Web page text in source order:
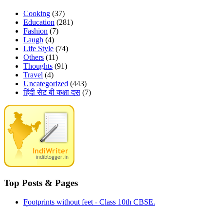
Cooking (37)
Education (281)
Fashion (7)
Laugh (4)
Life Style (74)
Others (11)
Thoughts (91)
Travel (4)
Uncategorized (443)
हिंदी सेट बी कक्षा दस (7)
Top Posts & Pages
Footprints without feet - Class 10th CBSE.